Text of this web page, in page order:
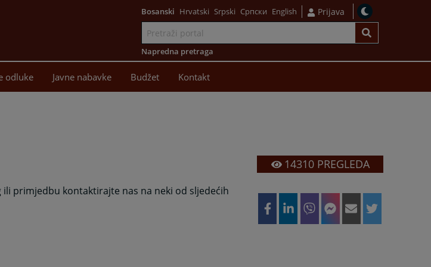
Bosanski Hrvatski Srpski Српски English Prijava
Napredna pretraga
odluke Javne nabavke Budžet Kontakt
primjedbu kontaktirajte nas na neki od sljedećih
14310PREGLEDA